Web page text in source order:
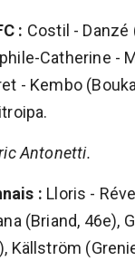
: Costil - Danzé
Catherine -
- Kembo
Antonetti.
: Lloris -
(Briand, 46e),
Källström